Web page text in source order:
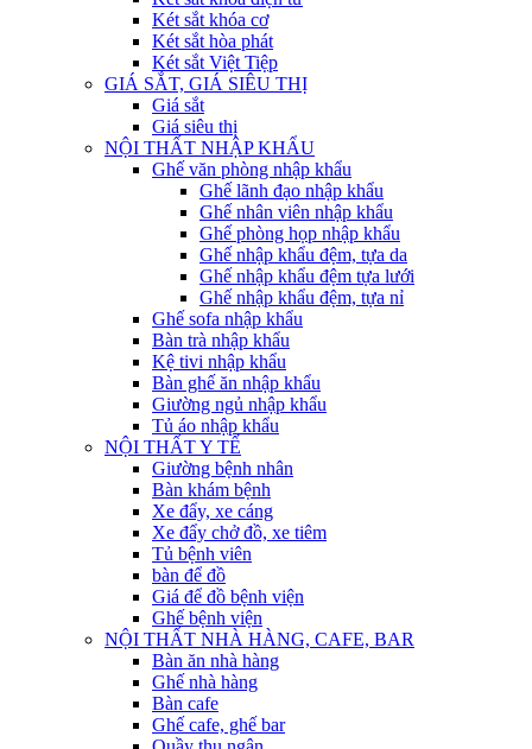
Két sắt khóa cơ
Két sắt hòa phát
Két sắt Việt Tiệp
GIÁ SẮT, GIÁ SIÊU THỊ
Giá sắt
Giá siêu thị
NỘI THẤT NHẬP KHẨU
Ghế văn phòng nhập khẩu
Ghế lãnh đạo nhập khẩu
Ghế nhân viên nhập khẩu
Ghế phòng họp nhập khẩu
Ghế nhập khẩu đệm, tựa da
Ghế nhập khẩu đệm tựa lưới
Ghế nhập khẩu đệm, tựa nỉ
Ghế sofa nhập khẩu
Bàn trà nhập khẩu
Kệ tivi nhập khẩu
Bàn ghế ăn nhập khẩu
Giường ngủ nhập khẩu
Tủ áo nhập khẩu
NỘI THẤT Y TẾ
Giường bệnh nhân
Bàn khám bệnh
Xe đẩy, xe cáng
Xe đẩy chở đồ, xe tiêm
Tủ bệnh viên
bàn để đồ
Giá để đồ bệnh viện
Ghế bệnh viện
NỘI THẤT NHÀ HÀNG, CAFE, BAR
Bàn ăn nhà hàng
Ghế nhà hàng
Bàn cafe
Ghế cafe, ghế bar